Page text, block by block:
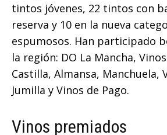
tintos jóvenes, 22 tintos con
reserva y 10 en la nueva
espumosos. Han participado
la región: DO La Mancha,
Castilla, Almansa, Manchuela,
Jumilla y Vinos de Pago.
Vinos premiados